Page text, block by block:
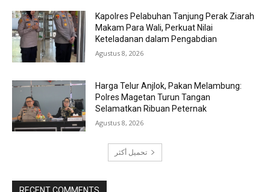
Kapolres Pelabuhan Tanjung Perak Ziarah
Makam Para Wali, Perkuat Nilai
Keteladanan dalam Pengabdian
Agustus 8, 2026
Harga Telur Anjlok, Pakan Melambung:
Polres Magetan Turun Tangan
Selamatkan Ribuan Peternak
Agustus 8, 2026
تحميل أكثر